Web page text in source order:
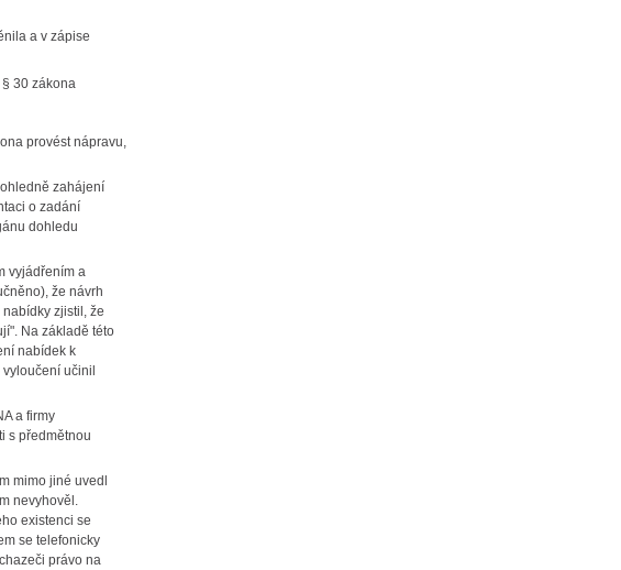
a v zápise
30 zákona
provést nápravu,
zahájení
o zadání
dohledu
vyjádřením a
že návrh
zjistil, že
Na základě této
nabídek k
učinil
a firmy
s předmětnou
mimo jiné uvedl
nevyhověl.
existenci se
se telefonicky
právo na